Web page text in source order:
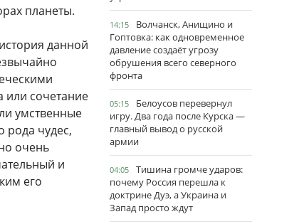
планеты.
данной
или сочетание
умственные
рода чудес,
очень
и
его
14:15
Волчанск, Анищино и
Гоптовка: как одновременное
давление создаёт угрозу
обрушения всего северного
фронта
05:15
Белоусов перевернул
игру. Два года после Курска —
главный вывод о русской
армии
04:05
Тишина громче ударов:
почему Россия перешла к
доктрине Дуэ, а Украина и
Запад просто ждут